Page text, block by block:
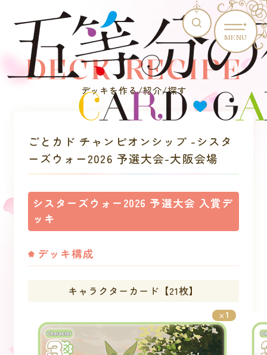
MENU
DECK RECIPE
デッキを作る/紹介/探す
ごとカド チャンピオンシップ -シスタ
ーズウォー2026 予選大会-大阪会場
シスターズウォー2026 予選大会 入賞デ
ッキ
デッキ構成
キャラクターカード【21枚】
× 1